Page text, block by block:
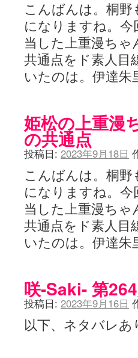
せのたけくらべ - 咲-Saki- /
咏-Uta-ブログ編 - 咲-Saki- /
チャウチャウちゃうんちゃう
気分次第。 - 咲-Saki- / シノハ
あこしず日和！ - 咲-Saki- / 咲
ニワカ王者 / 【アニメ記事】
のよーなのよー - 咲-Saki- / 咲
Yaranakya » 咲-Saki- / 国際
りりーがーる（仮） / 虎姫 カ
洋榎-youka- / お知らせ (11:19)
おっきするー咲ブログ /
フリテンリーチで流して / 姫
飛鳥の巣 - 咲-Saki- / 咲キャ
遊び半分 / もうすぐ８月も終
咲-Saki-ほんだし / 咲-Saki-
咲-Saki-麻雀録 / 台風に強そう
君の友達。 / マイ・フェア・
ぽっこぬ / 咲絵ログ2
妄言郷 / 咲-Saki- 第129局「契
アニメを見ながらダラダラ
白い物置 / 咲-Saki- Best
らぎこのだらだら日記帳 - 咲
まいるーむ / よく分かる、有
こんばんは。桐
になりますね。今
当した上重漫ち
共通点をド素人目
いたのは。伊達
姫松の上重漫
の共通点
投稿日: 2023年9月18日
こんばんは。桐
になりますね。今
当した上重漫ち
共通点をド素人目
いたのは。伊達
咲-Saki- 第264
投稿日: 2023年9月16日
以下、ネタバレあ